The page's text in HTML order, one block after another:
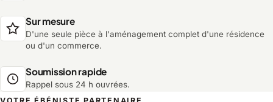
Sur mesure
D'une seule pièce à l'aménagement complet d'une résidence
ou d'un commerce.
Soumission rapide
Rappel sous 24 h ouvrées.